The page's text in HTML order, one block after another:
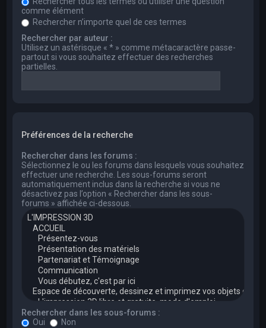
comme élément
Rechercher n’importe quel de ces termes
Rechercher par auteur :
Utilisez un astérisque « * » comme métacaractère passe-
partout si vous souhaitez effectuer des recherches
partielles.
Préférences de la recherche
Rechercher dans les forums :
Sélectionnez le ou les forums dans lesquels vous souhaitez
effectuer une recherche. Les sous-forums seront
automatiquement inclus dans la recherche si vous ne
désactivez pas l’option « Rechercher dans les sous-
forums » affichée ci-dessous.
Rechercher dans les sous-forums :
Oui
Non